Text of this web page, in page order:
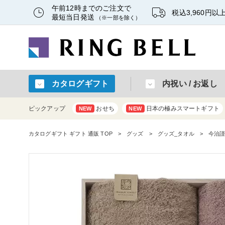
午前12時までのご注文で
最短当日発送
（※一部を除く）
税込3,960円以
カタログギフト 内祝い / お返し
ピックアップ NEW おせち NEW 日本の極みスマートギフト
カタログギフト ギフト 通販 TOP グッズ グッズ_タオル 今治